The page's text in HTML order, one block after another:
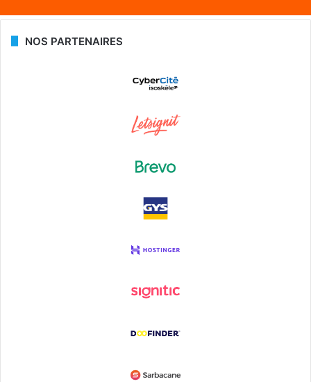
NOS PARTENAIRES